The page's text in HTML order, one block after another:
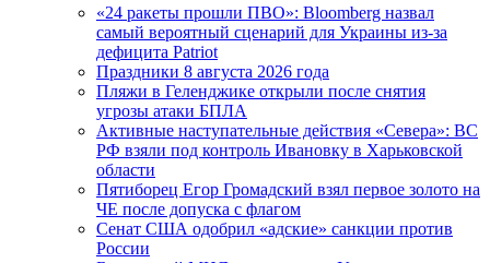
«24 ракеты прошли ПВО»: Bloomberg назвал
самый вероятный сценарий для Украины из-за
дефицита Patriot
Праздники 8 августа 2026 года
Пляжи в Геленджике открыли после снятия
угрозы атаки БПЛА
Активные наступательные действия «Севера»: ВС
РФ взяли под контроль Ивановку в Харьковской
области
Пятиборец Егор Громадский взял первое золото на
ЧЕ после допуска с флагом
Сенат США одобрил «адские» санкции против
России